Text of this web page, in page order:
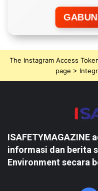
The Instagram Access
page >
ISAFETYMAGAZINE
informasi dan berita
Environment secara